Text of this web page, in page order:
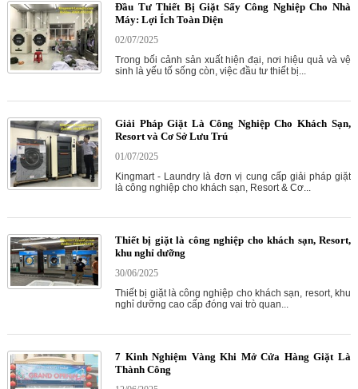
Đầu Tư Thiết Bị Giặt Sấy Công Nghiệp Cho Nhà
Máy: Lợi Ích Toàn Diện
02/07/2025
Trong bối cảnh sản xuất hiện đại, nơi hiệu quả và vệ
sinh là yếu tố sống còn, việc đầu tư thiết bị...
Giải Pháp Giặt Là Công Nghiệp Cho Khách Sạn,
Resort và Cơ Sở Lưu Trú
01/07/2025
Kingmart - Laundry là đơn vị cung cấp giải pháp giặt
là công nghiệp cho khách sạn, Resort & Cơ...
Thiết bị giặt là công nghiệp cho khách sạn, Resort,
khu nghỉ dưỡng
30/06/2025
Thiết bị giặt là công nghiệp cho khách sạn, resort, khu
nghỉ dưỡng cao cấp đóng vai trò quan...
7 Kinh Nghiệm Vàng Khi Mở Cửa Hàng Giặt Là
Thành Công